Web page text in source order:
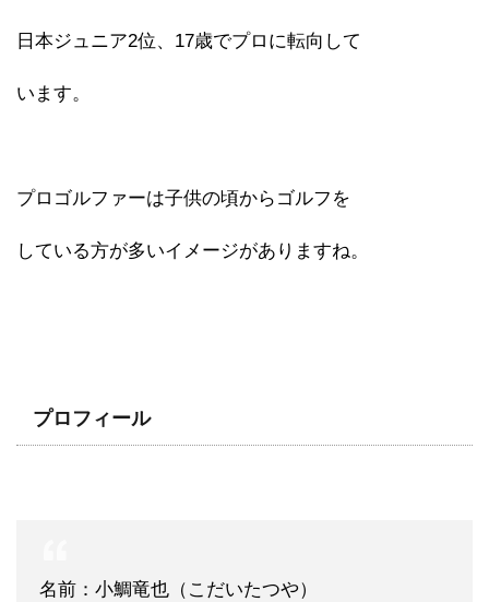
日本ジュニア2位、17歳でプロに転向して
います。
プロゴルファーは子供の頃からゴルフを
している方が多いイメージがありますね。
プロフィール
名前：小鯛竜也（こだいたつや）